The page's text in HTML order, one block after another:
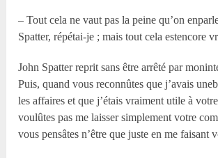
– Tout cela ne vaut pas la peine qu’on
Spatter, répétai-je ; mais tout cela estencore
John Spatter reprit sans être arrêté par
Puis, quand vous reconnûtes que j’avais
les affaires et que j’étais vraiment utile à
voulûtes pas me laisser simplement votre
vous pensâtes n’être que juste en me faisant